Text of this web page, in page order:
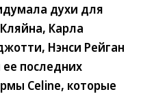
духи для
Карла
Нэнси Рейган
последних
Celine, которые